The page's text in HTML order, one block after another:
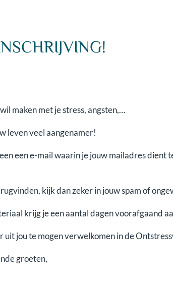
maken met je stress, angsten,…
leven veel aangenamer!
een e-mail waarin je jouw mailadres dient
kijk dan zeker in jouw spam of
krijg je een aantal dagen voorafgaand
uit jou te mogen verwelkomen in de
groeten,